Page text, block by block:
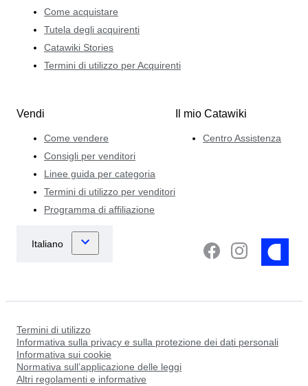
Come acquistare
Tutela degli acquirenti
Catawiki Stories
Termini di utilizzo per Acquirenti
Vendi
Come vendere
Consigli per venditori
Linee guida per categoria
Termini di utilizzo per venditori
Programma di affiliazione
Il mio Catawiki
Centro Assistenza
Termini di utilizzo
Informativa sulla privacy e sulla protezione dei dati personali
Informativa sui cookie
Normativa sull’applicazione delle leggi
Altri regolamenti e informative